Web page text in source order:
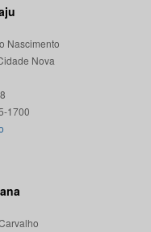
Nascimento
Nova